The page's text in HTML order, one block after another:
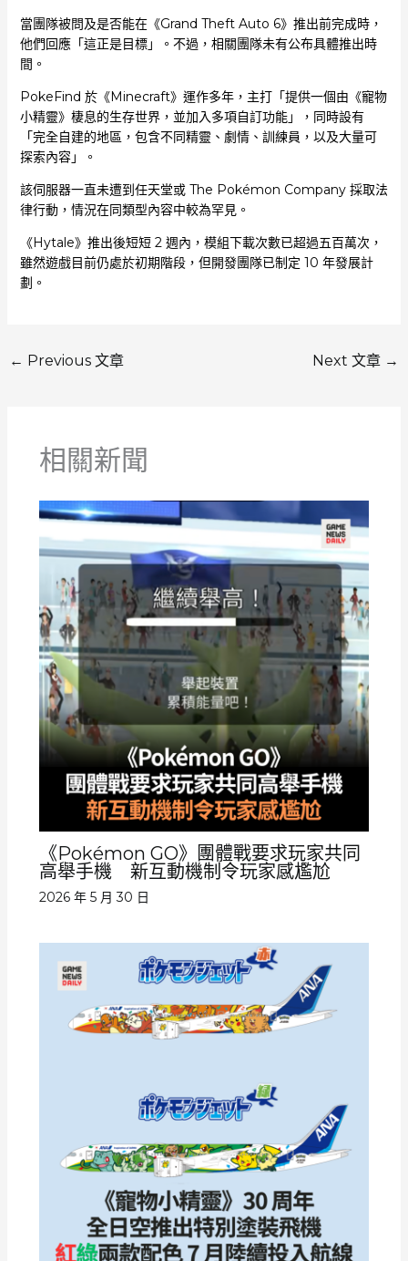
當團隊被問及是否能在《Grand Theft Auto 6》推出前完成時，
他們回應「這正是目標」。不過，相關團隊未有公布具體推出時
間。
PokeFind 於《Minecraft》運作多年，主打「提供一個由《寵物
小精靈》棲息的生存世界，並加入多項自訂功能」，同時設有
「完全自建的地區，包含不同精靈、劇情、訓練員，以及大量可
探索內容」。
該伺服器一直未遭到任天堂或 The Pokémon Company 採取法
律行動，情況在同類型內容中較為罕見。
《Hytale》推出後短短 2 週內，模組下載次數已超過五百萬次，
雖然遊戲目前仍處於初期階段，但開發團隊已制定 10 年發展計
劃。
← Previous 文章 Next 文章 →
相關新聞
《Pokémon GO》團體戰要求玩家共同
高舉手機 新互動機制令玩家感尷尬
2026 年 5 月 30 日